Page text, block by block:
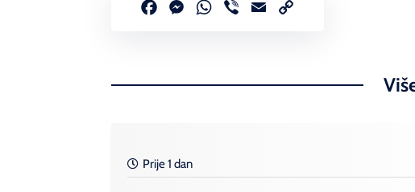
FacebookMessenger
WhatsApp
Viber Email
Prije 1 dan